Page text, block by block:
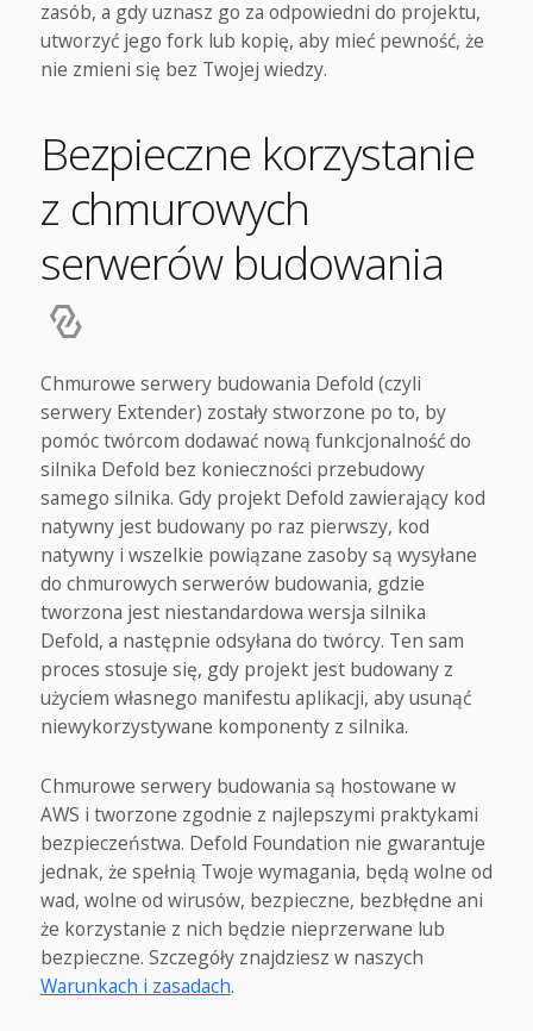
zasób, a gdy uznasz go za odpowiedni do projektu,
utworzyć jego fork lub kopię, aby mieć pewność, że
nie zmieni się bez Twojej wiedzy.
Bezpieczne korzystanie
z chmurowych
serwerów budowania
Chmurowe serwery budowania Defold (czyli
serwery Extender) zostały stworzone po to, by
pomóc twórcom dodawać nową funkcjonalność do
silnika Defold bez konieczności przebudowy
samego silnika. Gdy projekt Defold zawierający kod
natywny jest budowany po raz pierwszy, kod
natywny i wszelkie powiązane zasoby są wysyłane
do chmurowych serwerów budowania, gdzie
tworzona jest niestandardowa wersja silnika
Defold, a następnie odsyłana do twórcy. Ten sam
proces stosuje się, gdy projekt jest budowany z
użyciem własnego manifestu aplikacji, aby usunąć
niewykorzystywane komponenty z silnika.
Chmurowe serwery budowania są hostowane w
AWS i tworzone zgodnie z najlepszymi praktykami
bezpieczeństwa. Defold Foundation nie gwarantuje
jednak, że spełnią Twoje wymagania, będą wolne od
wad, wolne od wirusów, bezpieczne, bezbłędne ani
że korzystanie z nich będzie nieprzerwane lub
bezpieczne. Szczegóły znajdziesz w naszych
Warunkach i zasadach.